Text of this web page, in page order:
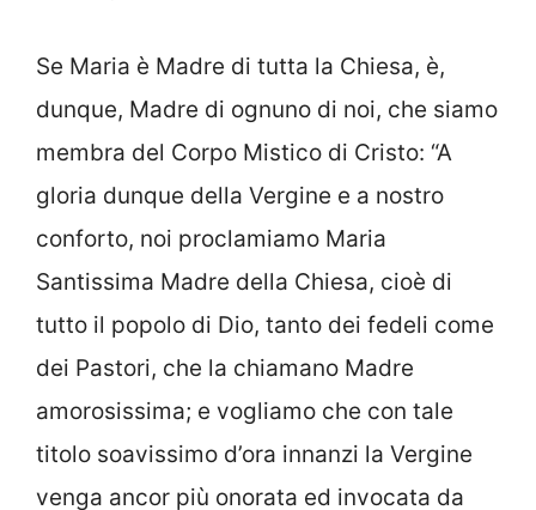
Se Maria è Madre di tutta la Chiesa, è,
dunque, Madre di ognuno di noi, che siamo
membra del Corpo Mistico di Cristo: “A
gloria dunque della Vergine e a nostro
conforto, noi proclamiamo Maria
Santissima Madre della Chiesa, cioè di
tutto il popolo di Dio, tanto dei fedeli come
dei Pastori, che la chiamano Madre
amorosissima; e vogliamo che con tale
titolo soavissimo d’ora innanzi la Vergine
venga ancor più onorata ed invocata da